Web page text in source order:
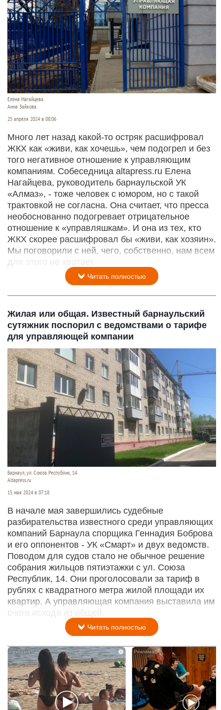
Елена Нагайцева.
Анна Зайкова.
25 апреля 2024 в 08:06
Много лет назад какой-то остряк расшифровал
ЖКХ как «живи, как хочешь», чем подогрел и без
того негативное отношение к управляющим
компаниям. Собеседница altapress.ru Елена
Нагайцева, руководитель барнаульской УК
«Алмаз», - тоже человек с юмором, но с такой
трактовкой не согласна. Она считает, что пресса
необоснованно подогревает отрицательное
отношение к «управляшкам». И она из тех, кто
ЖКХ скорее расшифровал бы «живи, как хозяин».
Мы поговорили с ней, чего, собственно, нам всем
для этого не хватает.
Читать полностью
Жилая или общая. Известный барнаульский
сутяжник поспорил с ведомствами о тарифе
для управляющей компании
Барнаул, ул. Союза Республик, 14.
Altapress.ru
15 мая 2024 в 07:18
В начале мая завершились судебные
разбирательства известного среди управляющих
компаний Барнаула спорщика Геннадия Боброва
и его оппонентов - УК «Смарт» и двух ведомств.
Поводом для судов стало не обычное решение
собрания жильцов пятиэтажки с ул. Союза
Республик, 14. Они проголосовали за тариф в
рублях с квадратного метра жилой площади их
квартир. А управляющая компания выставила им
счета исходя из общей.
Читать полностью
i